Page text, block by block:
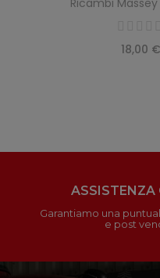
Ricambi
18,00 €
ASSISTENZA
Garantiamo una
e post